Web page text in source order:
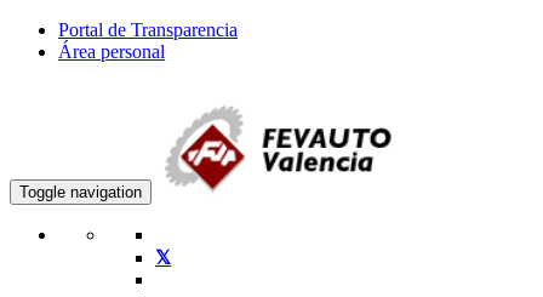
Portal de Transparencia
Área personal
Toggle navigation